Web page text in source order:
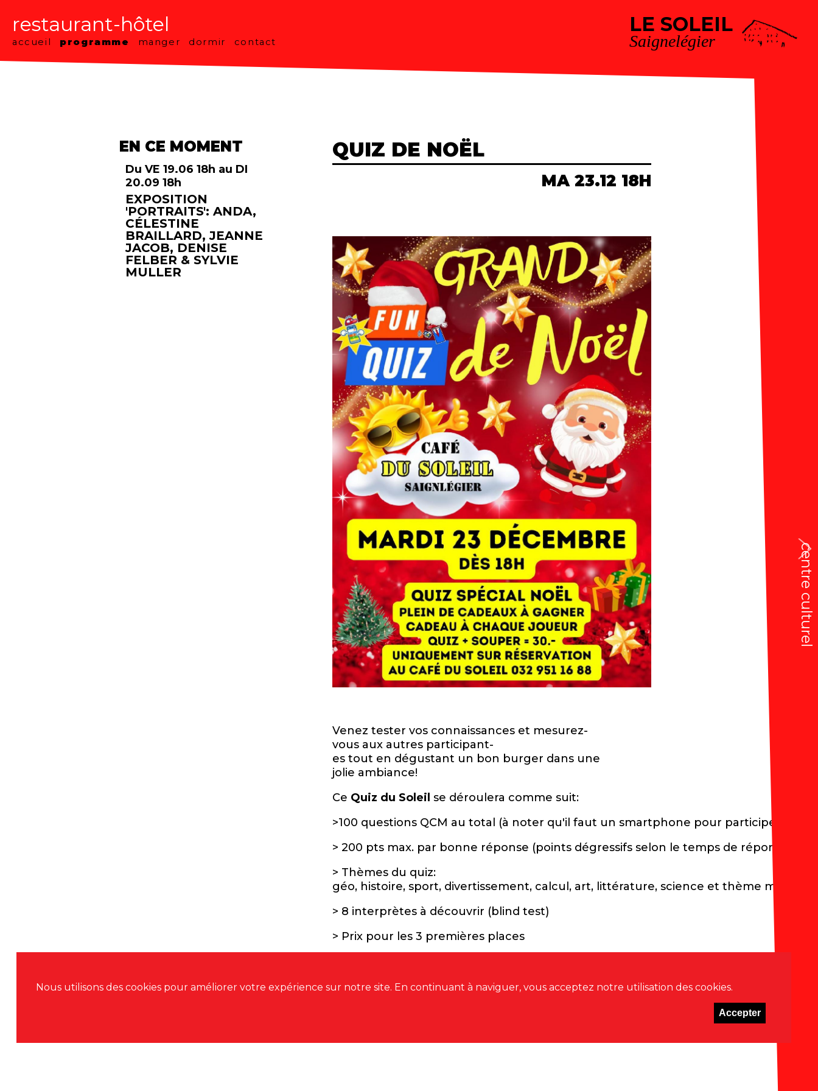
restaurant-hôtel
accueil programme manger dormir contact
centre culturel
LE SOLEIL
Saignelégier
EN CE MOMENT
Du VE 19.06 18h au DI
20.09 18h
EXPOSITION
'PORTRAITS': ANDA,
CÉLESTINE
BRAILLARD, JEANNE
JACOB, DENISE
FELBER & SYLVIE
MULLER
QUIZ DE NOËL
MA 23.12 18H
Venez tester vos connaissances et mesurez-
vous aux autres participant-
es tout en dégustant un bon burger dans une
jolie ambiance!
Ce Quiz du Soleil se déroulera comme suit:
>100 questions QCM au total (à noter qu'il faut un smartphone pour participer)
> 200 pts max. par bonne réponse (points dégressifs selon le temps de réponse)
> Thèmes du quiz:
géo, histoire, sport, divertissement, calcul, art, littérature, science et thème mystère!
> 8 interprètes à découvrir (blind test)
> Prix pour les 3 premières places
Nous utilisons des cookies pour améliorer votre expérience sur notre site. En continuant à naviguer, vous acceptez notre utilisation des cookies.
Accepter